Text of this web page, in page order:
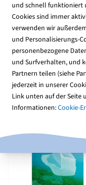
und schnell funktioniert
Cookies sind immer
verwenden wir
und Personalisierungs-
personenbezogene
und Surfverhalten, und
Partnern teilen (siehe
jederzeit in unserer
Link unten auf der Seite
Informationen:Cookie-
Coastal
räumt auf
Seit 30 Jahren ruft
Conservancy zur
– dem International
Produkte